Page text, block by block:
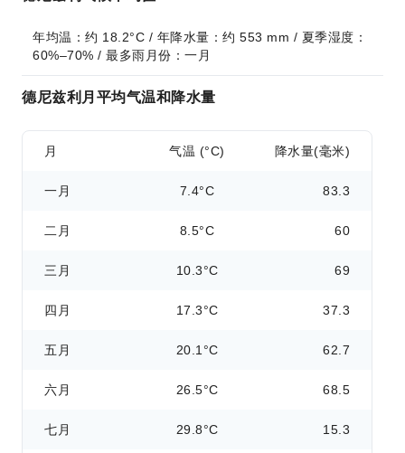
年均温：约 18.2°C / 年降水量：约 553 mm / 夏季湿度：
60%–70% / 最多雨月份：一月
德尼兹利月平均气温和降水量
月 气温 (°C) 降水量(毫米)
一月 7.4°C 83.3
二月 8.5°C 60
三月 10.3°C 69
四月 17.3°C 37.3
五月 20.1°C 62.7
六月 26.5°C 68.5
七月 29.8°C 15.3